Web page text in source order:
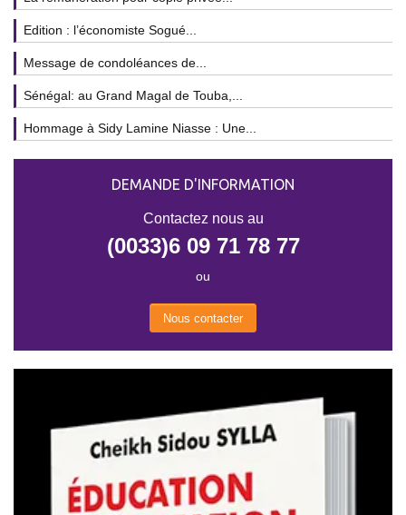
Edition : l’économiste Sogué...
Message de condoléances de...
Sénégal: au Grand Magal de Touba,...
Hommage à Sidy Lamine Niasse : Une...
DEMANDE D'INFORMATION
Contactez nous au
(0033)6 09 71 78 77
ou
Nous contacter